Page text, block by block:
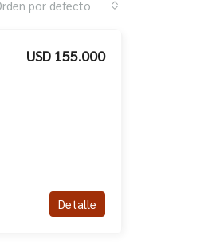
por defecto
USD 155.000
Detalle